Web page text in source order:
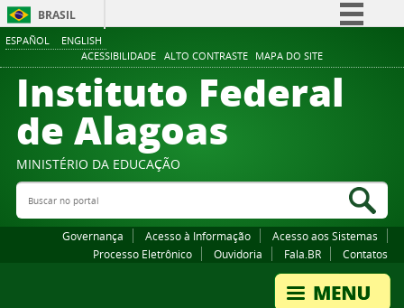
ESPAÑOL ENGLISH
ACESSIBILIDADE ALTO CONTRASTE MAPA DO SITE
BRASIL
Comunica BR
Participe
Canais
Instituto Federal
de Alagoas
MINISTÉRIO DA EDUCAÇÃO
Buscar no portal
Governança Acesso à Informação
Acesso aos Sistemas
Processo Eletrônico
Ouvidoria Fala.BR Contatos